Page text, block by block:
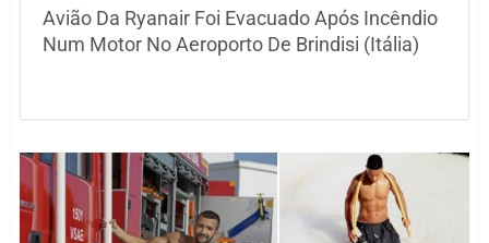
Avião Da Ryanair Foi Evacuado Após Incêndio
Num Motor No Aeroporto De Brindisi (Itália)